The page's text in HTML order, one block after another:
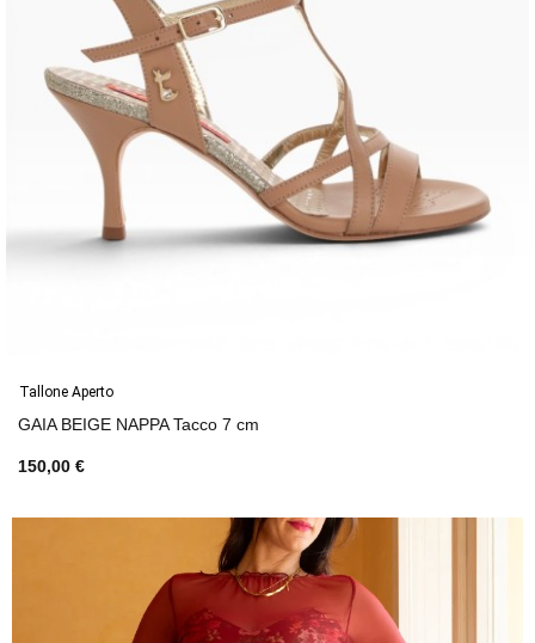
Tallone Aperto
GAIA BEIGE NAPPA Tacco 7 cm
150,00 €